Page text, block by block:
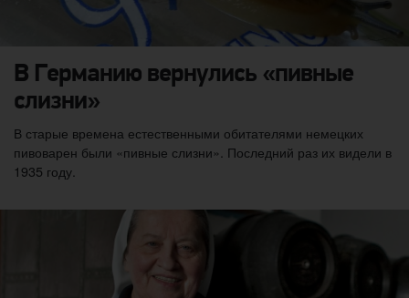
В Германию вернулись «пивные
слизни»
В старые времена естественными обитателями немецких
пивоварен были «пивные слизни». Последний раз их видели в
1935 году.